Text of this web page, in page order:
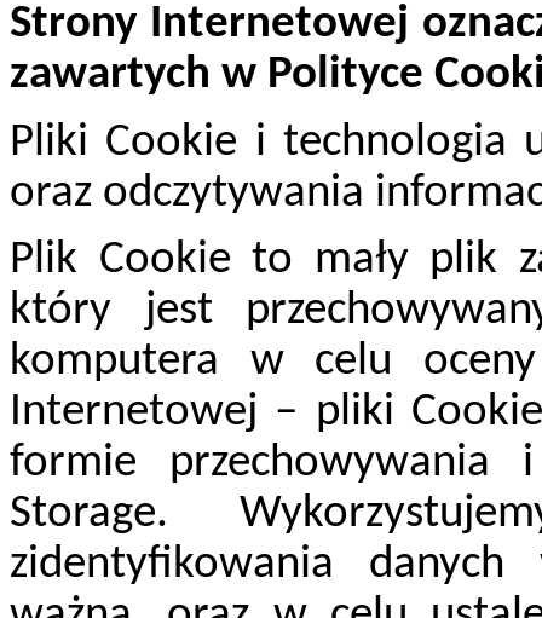
Strony Internetowej
zawartych w Polityce
Pliki Cookie i technologia
oraz odczytywania
Plik Cookie to mały plik
który jest
komputera w celu oceny
Internetowej – pliki
formie przechowywania
Storage.
zidentyfikowania